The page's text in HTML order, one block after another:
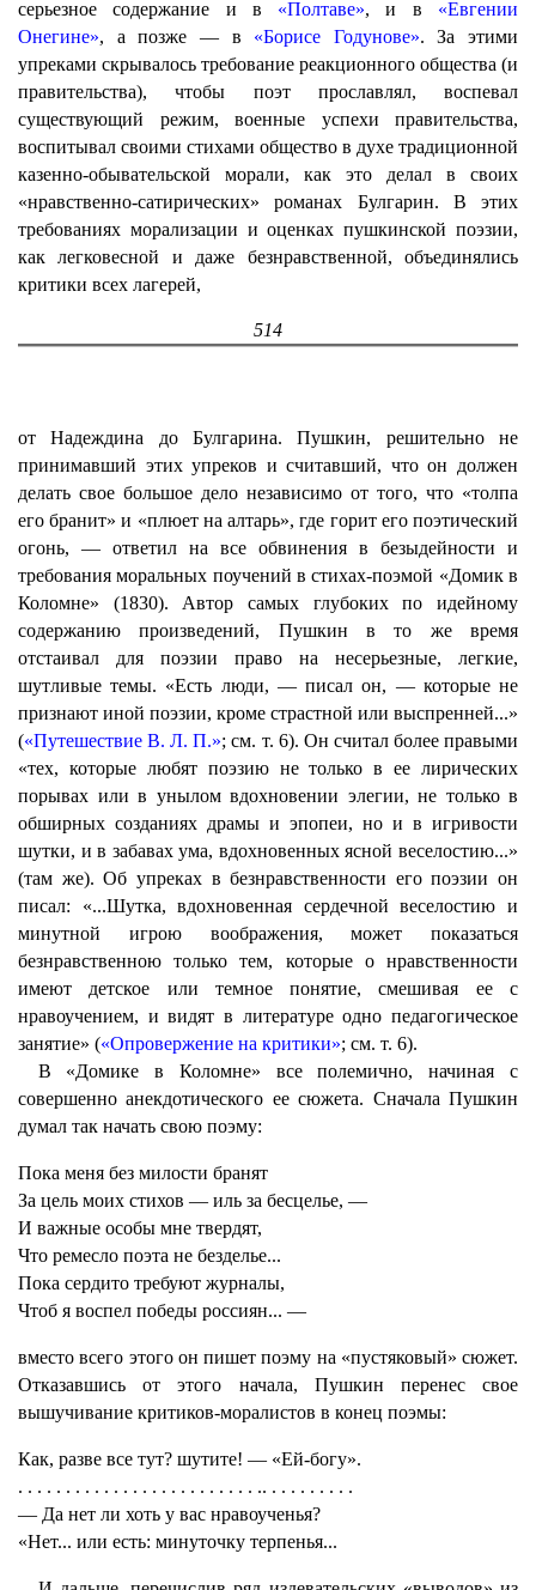
серьезное содержание и в «Полтаве», и в «Евгении
Онегине», а позже — в «Борисе Годунове». За этими
упреками скрывалось требование реакционного общества (и
правительства), чтобы поэт прославлял, воспевал
существующий режим, военные успехи правительства,
воспитывал своими стихами общество в духе традиционной
казенно-обывательской морали, как это делал в своих
«нравственно-сатирических» романах Булгарин. В этих
требованиях морализации и оценках пушкинской поэзии,
как легковесной и даже безнравственной, объединялись
критики всех лагерей,
514
от Надеждина до Булгарина. Пушкин, решительно не
принимавший этих упреков и считавший, что он должен
делать свое большое дело независимо от того, что «толпа
его бранит» и «плюет на алтарь», где горит его поэтический
огонь, — ответил на все обвинения в безыдейности и
требования моральных поучений в стихах-поэмой «Домик в
Коломне» (1830). Автор самых глубоких по идейному
содержанию произведений, Пушкин в то же время
отстаивал для поэзии право на несерьезные, легкие,
шутливые темы. «Есть люди, — писал он, — которые не
признают иной поэзии, кроме страстной или выспренней...»
(«Путешествие В. Л. П.»; см. т. 6). Он считал более правыми
«тех, которые любят поэзию не только в ее лирических
порывах или в унылом вдохновении элегии, не только в
обширных созданиях драмы и эпопеи, но и в игривости
шутки, и в забавах ума, вдохновенных ясной веселостию...»
(там же). Об упреках в безнравственности его поэзии он
писал: «...Шутка, вдохновенная сердечной веселостию и
минутной игрою воображения, может показаться
безнравственною только тем, которые о нравственности
имеют детское или темное понятие, смешивая ее с
нравоучением, и видят в литературе одно педагогическое
занятие» («Опровержение на критики»; см. т. 6).
В «Домике в Коломне» все полемично, начиная с
совершенно анекдотического ее сюжета. Сначала Пушкин
думал так начать свою поэму:
Пока меня без милости бранят
За цель моих стихов — иль за бесцелье, —
И важные особы мне твердят,
Что ремесло поэта не безделье...
Пока сердито требуют журналы,
Чтоб я воспел победы россиян... —
вместо всего этого он пишет поэму на «пустяковый» сюжет.
Отказавшись от этого начала, Пушкин перенес свое
вышучивание критиков-моралистов в конец поэмы:
Как, разве все тут? шутите! — «Ей-богу».
. . . . . . . . . . . . . . . . . . . . . . . . . .. . . . . . . . . .
— Да нет ли хоть у вас нравоученья?
«Нет... или есть: минуточку терпенья...